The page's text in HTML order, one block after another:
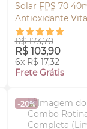
Solar FPS 70
Antioxidante
30g +Sérum
Hialurônico Puro
R$ 173,70
R$ 103,90
6x R$ 17,32
Frete Grátis
AVISE-
-20%